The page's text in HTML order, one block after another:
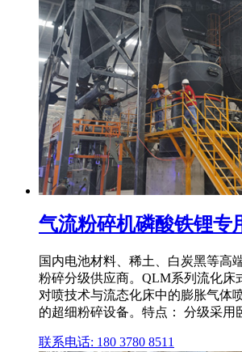
气流粉碎机磷酸铁锂专
国内电池材料、稀土、白炭黑等高
粉碎分级供应商。QLM系列流化床
对喷技术与流态化床中的膨胀气体
的超细粉碎设备。特点： 分级采用
联系电话: 180 3780 8511